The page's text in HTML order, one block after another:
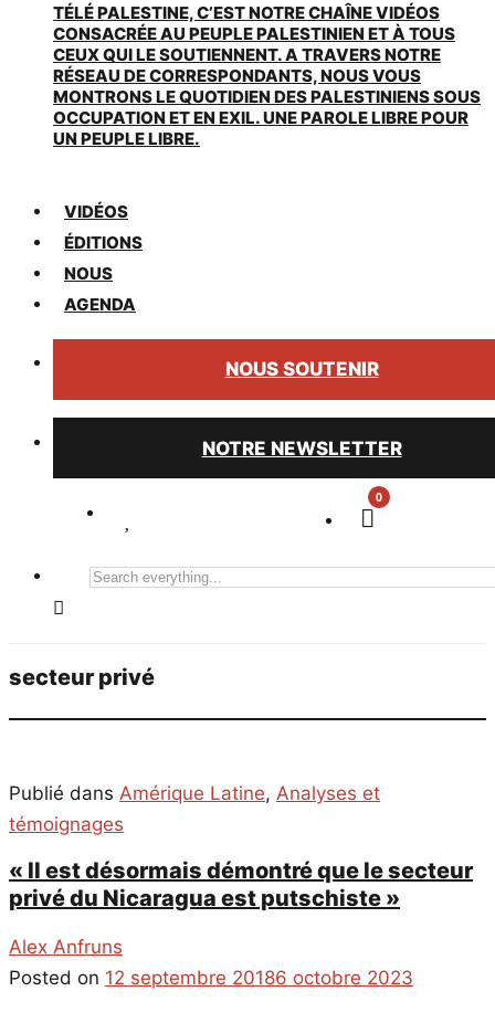
TÉLÉ PALESTINE, C’EST NOTRE CHAÎNE VIDÉOS
CONSACRÉE AU PEUPLE PALESTINIEN ET À TOUS
CEUX QUI LE SOUTIENNENT. A TRAVERS NOTRE
RÉSEAU DE CORRESPONDANTS, NOUS VOUS
MONTRONS LE QUOTIDIEN DES PALESTINIENS SOUS
OCCUPATION ET EN EXIL. UNE PAROLE LIBRE POUR
UN PEUPLE LIBRE.
VIDÉOS
ÉDITIONS
NOUS
AGENDA
NOUS SOUTENIR
NOTRE NEWSLETTER
0
Search
secteur privé
Publié dans Amérique Latine, Analyses et
témoignages
« Il est désormais démontré que le secteur
privé du Nicaragua est putschiste »
Alex Anfruns
Posted on 12 septembre 20186 octobre 2023